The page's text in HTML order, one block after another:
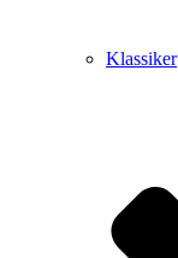
Klassiker